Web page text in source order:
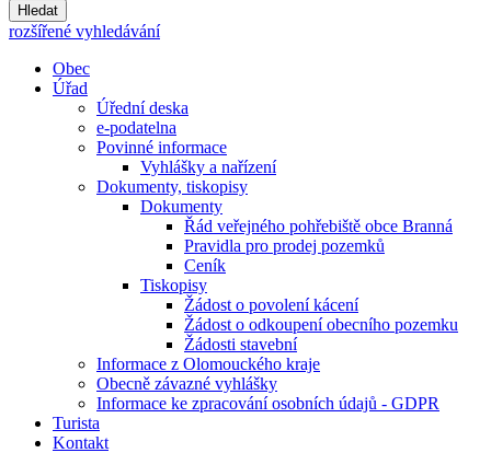
Hledat
rozšířené vyhledávání
Obec
Úřad
Úřední deska
e-podatelna
Povinné informace
Vyhlášky a nařízení
Dokumenty, tiskopisy
Dokumenty
Řád veřejného pohřebiště obce Branná
Pravidla pro prodej pozemků
Ceník
Tiskopisy
Žádost o povolení kácení
Žádost o odkoupení obecního pozemku
Žádosti stavební
Informace z Olomouckého kraje
Obecně závazné vyhlášky
Informace ke zpracování osobních údajů - GDPR
Turista
Kontakt